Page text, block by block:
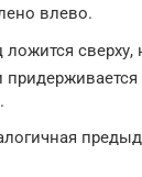
влево.
сверху,